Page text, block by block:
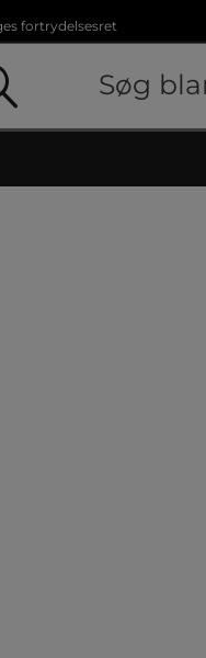
fortrydelsesret